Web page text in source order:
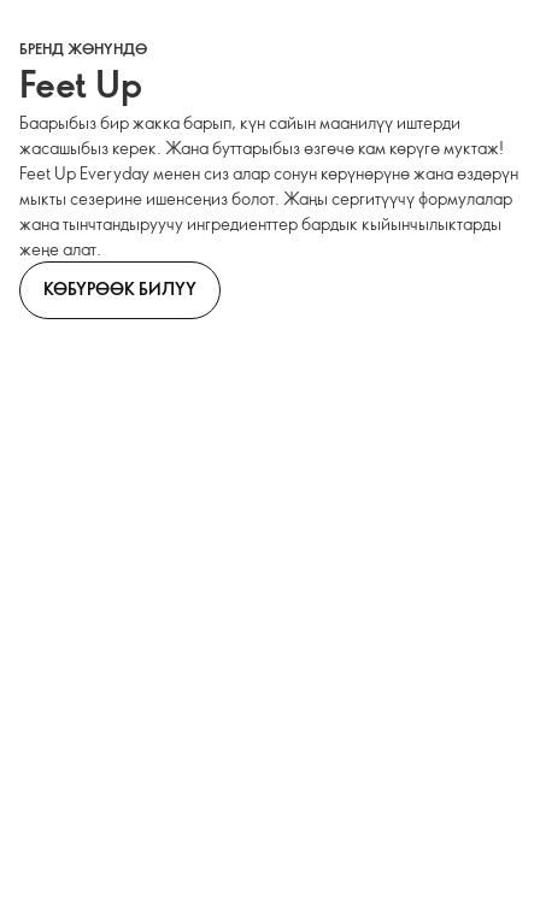
БРЕНД ЖӨНҮНДӨ
Feet Up
Баарыбыз бир жакка барып, күн сайын маанилүү иштерди
жасашыбыз керек. Жана буттарыбыз өзгөчө кам көрүгө муктаж!
Feet Up Everyday менен сиз алар сонун көрүнөрүнө жана өздөрүн
мыкты сезерине ишенсеңиз болот. Жаңы сергитүүчү формулалар
жана тынчтандыруучу ингредиенттер бардык кыйынчылыктарды
жеңе алат.
КӨБҮРӨӨК БИЛҮҮ